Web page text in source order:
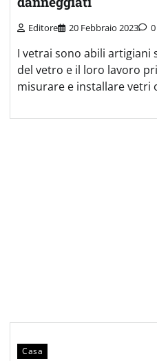
Editore 20 Febbraio 2023 0
I vetrai sono abili artigiani
del vetro e il loro lavoro
misurare e installare vetri
Casa